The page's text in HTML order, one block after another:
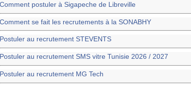
Comment postuler à Sigapeche de Libreville
Comment se fait les recrutements à la SONABHY
Postuler au recrutement STEVENTS
Postuler au recrutement SMS vitre Tunisie 2026 / 2027
Postuler au recrutement MG Tech